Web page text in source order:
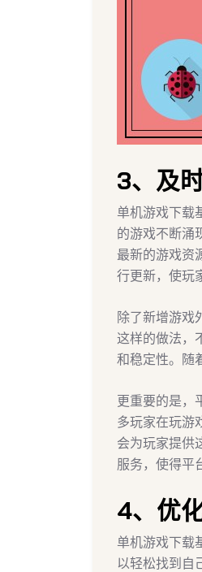
3、及
单机游戏下载
的游戏不断涌
最新的游戏资
行更新，使玩
除了新增游戏
这样的做法，
和稳定性。随
更重要的是，
多玩家在玩游
会为玩家提供
服务，使得平
4、优
单机游戏下载
以轻松找到自